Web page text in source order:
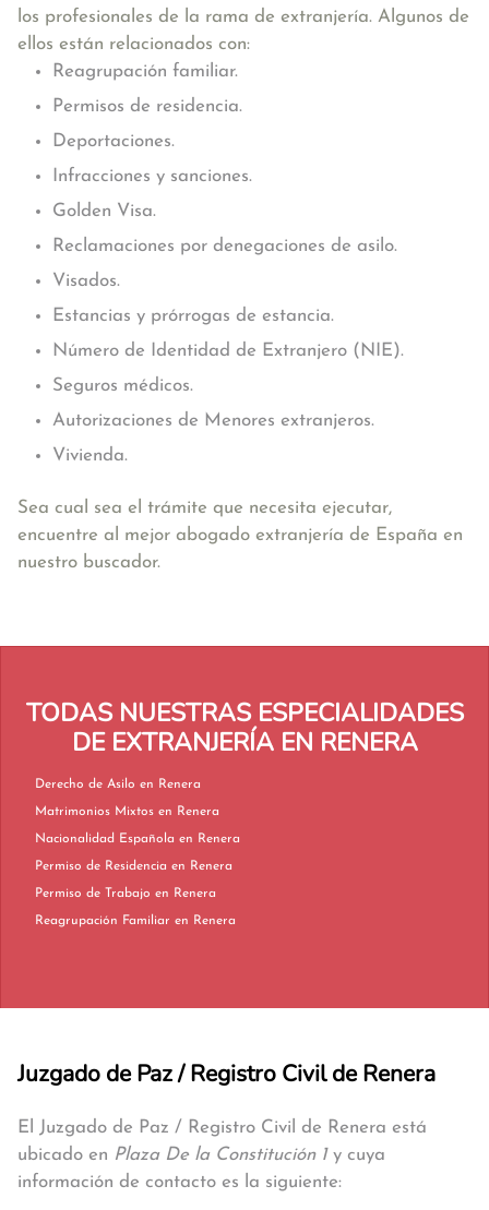
los profesionales de la rama de extranjería. Algunos de
ellos están relacionados con:
Reagrupación familiar.
Permisos de residencia.
Deportaciones.
Infracciones y sanciones.
Golden Visa.
Reclamaciones por denegaciones de asilo.
Visados.
Estancias y prórrogas de estancia.
Número de Identidad de Extranjero (NIE).
Seguros médicos.
Autorizaciones de Menores extranjeros.
Vivienda.
Sea cual sea el trámite que necesita ejecutar,
encuentre al mejor abogado extranjería de España en
nuestro buscador.
TODAS NUESTRAS ESPECIALIDADES
DE EXTRANJERÍA EN RENERA
Derecho de Asilo en Renera
Matrimonios Mixtos en Renera
Nacionalidad Española en Renera
Permiso de Residencia en Renera
Permiso de Trabajo en Renera
Reagrupación Familiar en Renera
Juzgado de Paz / Registro Civil de Renera
El Juzgado de Paz / Registro Civil de Renera está
ubicado en Plaza De la Constitución 1y cuya
información de contacto es la siguiente: